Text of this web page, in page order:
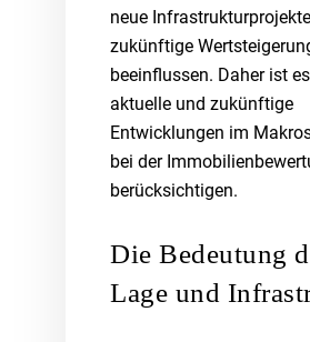
neue
zukünftige
beeinflussen. Daher ist
aktuelle und zukünftige
Entwicklungen im
bei der
berücksichtigen.
Die Bedeutung
Lage und